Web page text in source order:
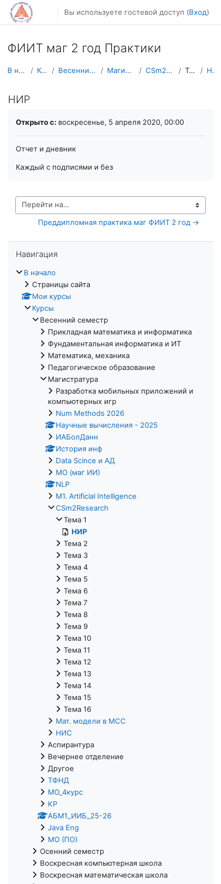
Перейти к основному содержанию
Вы используете гостевой доступ (Вход)
ФИИТ маг 2 год Практики
В начало Курсы Весенний семестр Магистратура CSm2Research Тема 1 НИР
НИР
Открыто с: воскресенье, 5 апреля 2020, 00:00
Отчет и дневник
Каждый с подписями и без
Перейти на...
Преддипломная практика маг ФИИТ 2 год →
Навигация
В начало
Страницы сайта
Мои курсы
Курсы
Весенний семестр
Прикладная математика и информатика
Фундаментальная информатика и ИТ
Математика, механика
Педагогическое образование
Магистратура
Разработка мобильных приложений и
компьютерных игр
Num Methods 2026
Научные вычисления - 2025
ИАБолДанн
История инф
Data Scince и АД
МО (маг ИИ)
NLP
M1. Artificial Intelligence
CSm2Research
Тема 1
НИР
Тема 2
Тема 3
Тема 4
Тема 5
Тема 6
Тема 7
Тема 8
Тема 9
Тема 10
Тема 11
Тема 12
Тема 13
Тема 14
Тема 15
Тема 16
Мат. модели в МСС
НИС
Аспирантура
Вечернее отделение
Другое
ТФНД
МО_4курс
KP
АБМ1_ИИБ_25-26
Java Eng
МО (ПО)
Осенний семестр
Воскресная компьютерная школа
Воскресная математическая школа